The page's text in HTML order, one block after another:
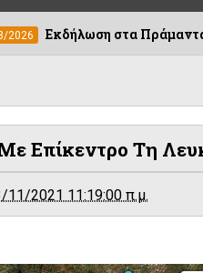
στα Πράμαντα για τους
Επίκεντρο Τη
11/2021 11:19:00 π.μ.